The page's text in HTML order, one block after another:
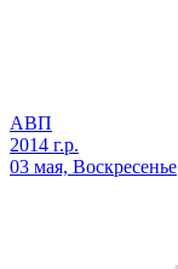
АВП
2014 г.р.
03 мая, Воскресенье